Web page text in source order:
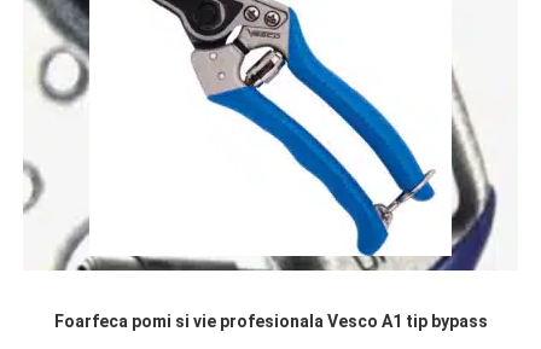
Foarfeca pomi si vie profesionala Vesco A1 tip bypass